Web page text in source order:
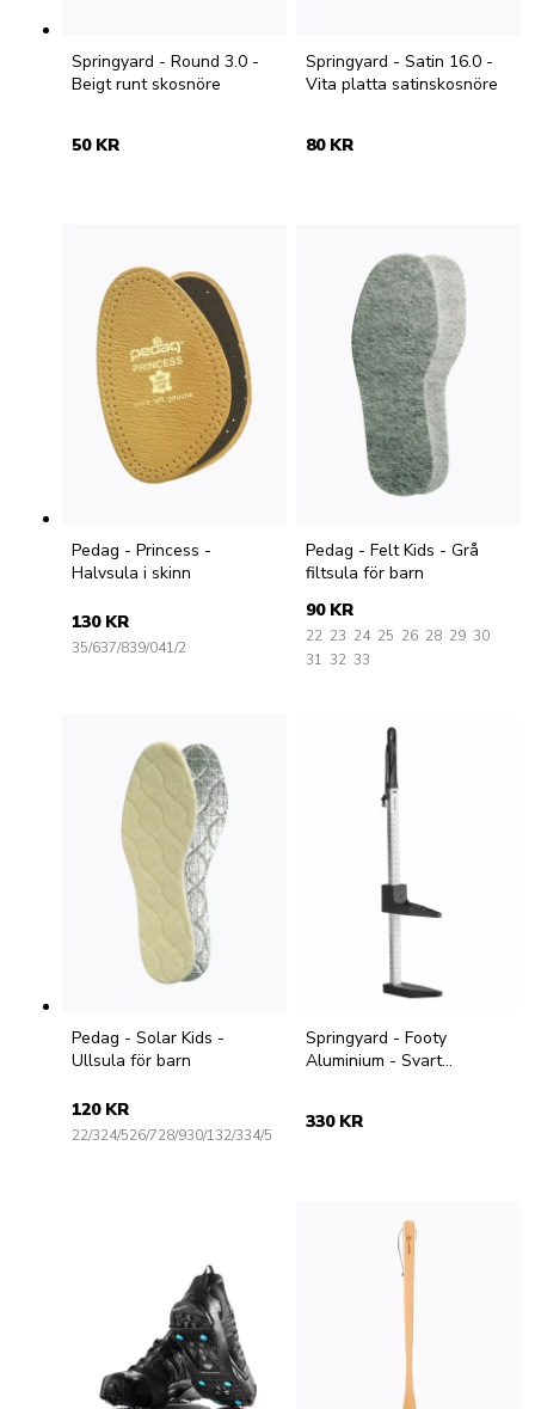
Springyard - Round 3.0 -
Beigt runt skosnöre
50 KR
Springyard - Satin 16.0 -
Vita platta satinskosnöre
80 KR
Pedag - Princess -
Halvsula i skinn
130 KR
35/637/839/041/2
Pedag - Felt Kids - Grå
filtsula för barn
90 KR
22 23 24 25 26 28 29 30
31 32 33
Pedag - Solar Kids -
Ullsula för barn
120 KR
22/324/526/728/930/132/334/5
Springyard - Footy
Aluminium - Svart
330 KR